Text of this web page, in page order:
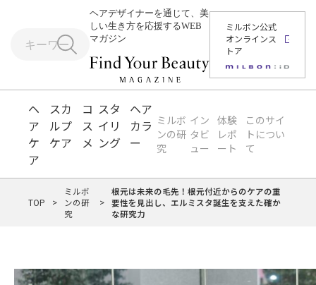
ヘアデザイナーを通じて、美
しい生き方を応援するWEB
マガジン
ミルボン公式
オンラインス
トア
ヘ
ア
ケ
ア
スカ
ルプ
ケア
コ
ス
メ
スタ
イリ
ング
ヘア
カラ
ー
ミルボ
ンの研
究
イン
タビ
ュー
体験
レポ
ート
このサイ
トについ
て
TOP >
ミルボ
ンの研
究
>
根元は未来の毛先！根元付近からのケアの重
要性を見出し、エルミスタ誕生を支えた確か
な研究力